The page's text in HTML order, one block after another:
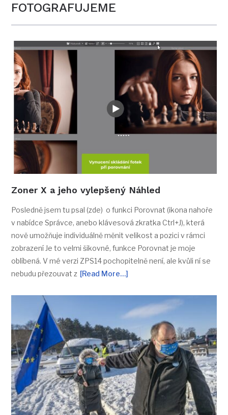
FOTOGRAFUJEME
Zoner X a jeho vylepšený Náhled
Posledně jsem tu psal (zde) o funkci Porovnat (ikona nahoře
v nabídce Správce, anebo klávesová zkratka Ctrl+J), která
nově umožňuje individuálně měnit velikost a pozici v rámci
zobrazení Je to velmi šikovné, funkce Porovnat je moje
oblíbená. V mé verzi ZPS14 pochopitelně není, ale kvůli ní se
nebudu přezouvat z [Read More…]